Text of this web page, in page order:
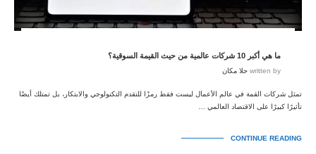
ما هي أكبر 10 شركات عالمية من حيث القيمة السوقية؟
written by حلا مكان
تمثل شركات القمة في عالم الأعمال ليست فقط رمزًا للتقدم التكنولوجي والابتكار، بل تمتلك أيضًا
تأثيرًا كبيرًا على الاقتصاد العالمي …
CONTINUE READING